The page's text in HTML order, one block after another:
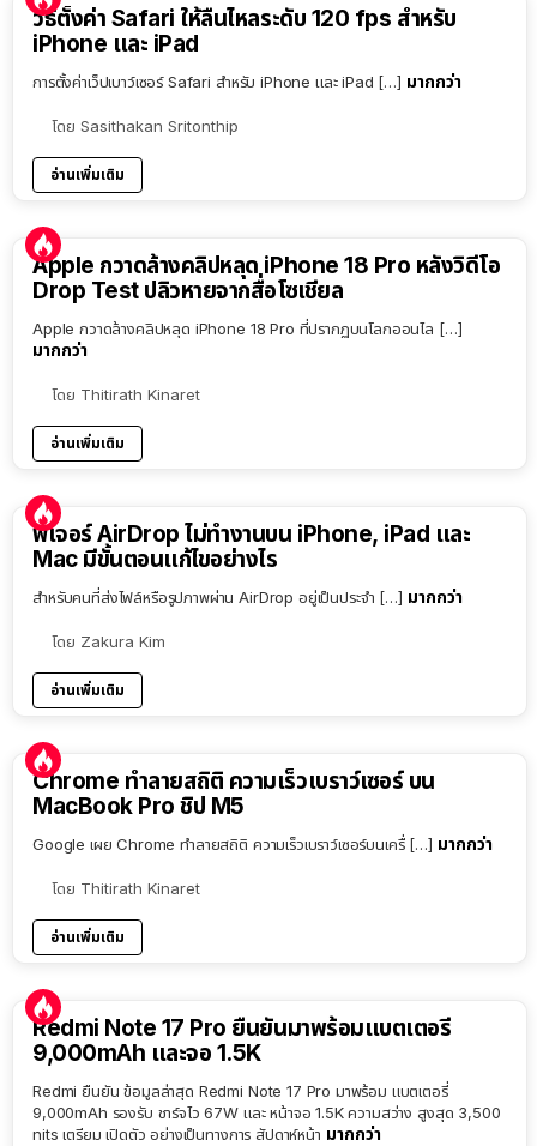
วิธีตั้งค่า Safari ให้ลื่นไหลระดับ 120 fps สำหรับ
iPhone และ iPad
การตั้งค่าเว็ปเบาว์เซอร์ Safari สำหรับ iPhone และ iPad […] มากกว่า
โดย Sasithakan Sritonthip
อ่านเพิ่มเติม
Apple กวาดล้างคลิปหลุด iPhone 18 Pro หลังวิดีโอ
Drop Test ปลิวหายจากสื่อโซเชียล
Apple กวาดล้างคลิปหลุด iPhone 18 Pro ที่ปรากฏบนโลกออนไล […]
มากกว่า
โดย Thitirath Kinaret
อ่านเพิ่มเติม
ฟีเจอร์ AirDrop ไม่ทำงานบน iPhone, iPad และ
Mac มีขั้นตอนแก้ไขอย่างไร
สำหรับคนที่ส่งไฟล์หรือรูปภาพผ่าน AirDrop อยู่เป็นประจำ […] มากกว่า
โดย Zakura Kim
อ่านเพิ่มเติม
Chrome ทำลายสถิติ ความเร็วเบราว์เซอร์ บน
MacBook Pro ชิป M5
Google เผย Chrome ทำลายสถิติ ความเร็วเบราว์เซอร์บนเครื่ […] มากกว่า
โดย Thitirath Kinaret
อ่านเพิ่มเติม
Redmi Note 17 Pro ยืนยันมาพร้อมแบตเตอรี่
9,000mAh และจอ 1.5K
Redmi ยืนยัน ข้อมูลล่าสุด Redmi Note 17 Pro มาพร้อม แบตเตอรี่
9,000mAh รองรับ ชาร์จไว 67W และ หน้าจอ 1.5K ความสว่าง สูงสุด 3,500
nits เตรียม เปิดตัว อย่างเป็นทางการ สัปดาห์หน้า มากกว่า